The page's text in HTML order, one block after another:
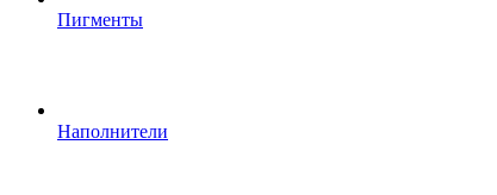
Пигменты
Наполнители